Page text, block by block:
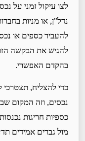
לצו עיקול זמני על
נדל"ן, או מניות
להעביר כספים או
להגיש את הבקשה
בהקדם האפשרי.
כדי להצליח,
נכסים, וזה המקום
כספיות חריגות
מול גברים אמידים